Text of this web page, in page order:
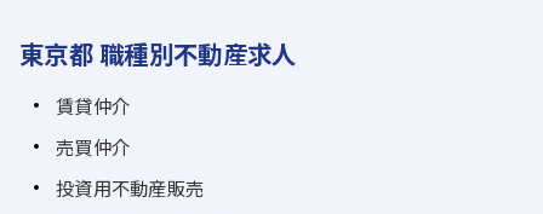
い／
ご不明点などあれば、人事部（📞03-5957-
5337）まで
遠慮なくお尋ねくださいね。
東京都 職種別不動産求人
賃貸仲介
売買仲介
投資用不動産販売